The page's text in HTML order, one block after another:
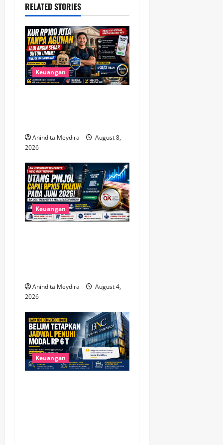
v
i
g
a
o
n
RELATED STORIES
Keuangan
Anindita Meydira
August 8,
2026
Keuangan
Anindita Meydira
August 4,
2026
Keuangan